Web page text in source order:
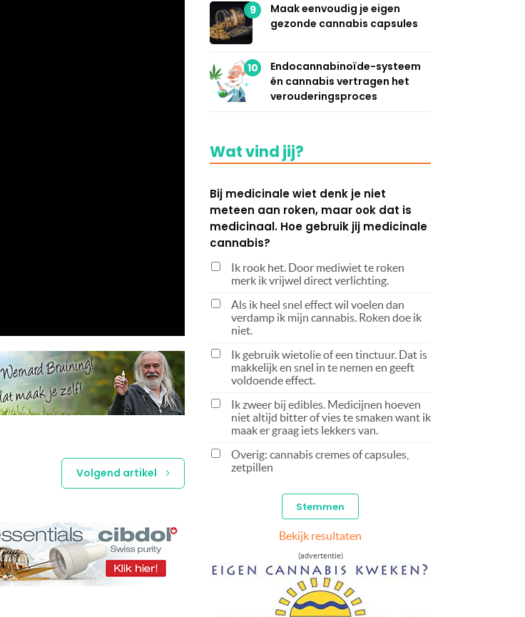
Volgend artikel
9
Maak eenvoudig je eigen
gezonde cannabis capsules
10
Endocannabinoïde-systeem
én cannabis vertragen het
verouderingsproces
Wat vind jij?
Bij medicinale wiet denk je niet
meteen aan roken, maar ook dat is
medicinaal. Hoe gebruik jij medicinale
cannabis?
Ik rook het. Door mediwiet te roken
merk ik vrijwel direct verlichting.
Als ik heel snel effect wil voelen dan
verdamp ik mijn cannabis. Roken doe ik
niet.
Ik gebruik wietolie of een tinctuur. Dat is
makkelijk en snel in te nemen en geeft
voldoende effect.
Ik zweer bij edibles. Medicijnen hoeven
niet altijd bitter of vies te smaken want ik
maak er graag iets lekkers van.
Overig: cannabis cremes of capsules,
zetpillen
Bekijk resultaten
(advertentie)